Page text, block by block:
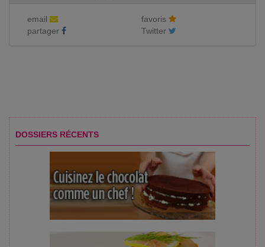
email
favoris
partager
Twitter
DOSSIERS RÉCENTS